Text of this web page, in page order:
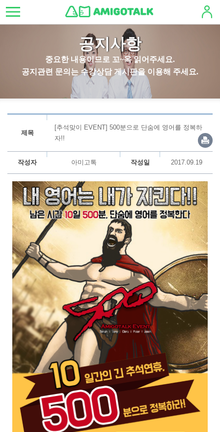
공지사항
중요한 내용이므로 꼬~옥 읽어주세요.
공지관련 문의는 수강상담 게시판을 이용해 주세요.
제목
[추석맞이 EVENT] 500분으로 단숨에 영어를 정복하
자!!
작성자 아미고톡 작성일 2017.09.19